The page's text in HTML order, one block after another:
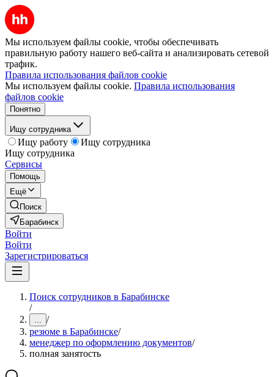
Мы используем файлы cookie, чтобы обеспечивать
правильную работу нашего веб-сайта и анализировать сетевой
трафик.
Правила использования файлов cookie
Мы используем файлы cookie. Правила использования
файлов cookie
Понятно
Ищу сотрудника
Ищу работу
Ищу сотрудника
Ищу сотрудника
Сервисы
Помощь
Ещё
Поиск
Барабинск
Войти
Войти
Зарегистрироваться
Поиск сотрудников в Барабинске
/
... /
резюме в Барабинске/
менеджер по оформлению документов/
полная занятость